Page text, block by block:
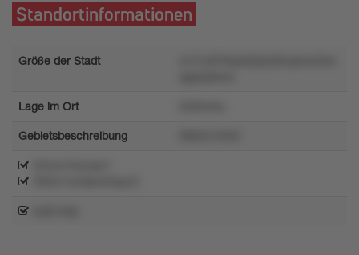
Standortinformationen
Größe der Stadt
Lage im Ort
Gebietsbeschreibung